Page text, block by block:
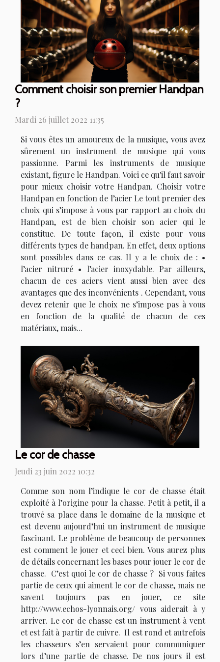
Comment choisir son premier Handpan
?
Mardi 26 juillet 2022 11:35
Si vous êtes un amoureux de la musique, vous avez
sûrement un instrument de musique qui vous
passionne. Parmi les instruments de musique
existant, figure le Handpan. Voici ce qu'il faut savoir
pour mieux choisir votre Handpan. Choisir votre
Handpan en fonction de l’acier Le tout premier des
choix qui s’impose à vous par rapport au choix du
Handpan, est de bien choisir son acier qui le
constitue. De toute façon, il existe pour vous
différents types de handpan. En effet, deux options
sont possibles dans ce cas. Il y a le choix de : •
l’acier nitruré • l’acier inoxydable. Par ailleurs,
chacun de ces aciers vient aussi bien avec des
avantages que des inconvénients . Cependant, vous
devez retenir que le choix ne s’impose pas à vous
en fonction de la qualité de chacun de ces
matériaux, mais...
Le cor de chasse
Jeudi 23 juin 2022 10:32
Comme son nom l’indique le cor de chasse était
exploité à l’origine pour la chasse. Petit à petit, il a
trouvé sa place dans le domaine de la musique et
est devenu aujourd’hui un instrument de musique
fascinant. Le problème de beaucoup de personnes
est comment le jouer et ceci bien. Vous aurez plus
de détails concernant les bases pour jouer le cor de
chasse. C’est quoi le cor de chasse ? Si vous faites
partie de ceux qui aiment le cor de chasse, mais ne
savent toujours pas en jouer, ce site
http://www.echos-lyonnais.org/ vous aiderait à y
arriver. Le cor de chasse est un instrument à vent
et est fait à partir de cuivre. Il est rond et autrefois
les chasseurs s’en servaient pour communiquer
lors d’une partie de chasse. De nos jours il est